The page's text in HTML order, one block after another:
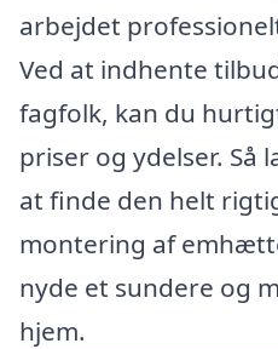
arbejdet
Ved at indhente
fagfolk, kan du
priser og ydelser. Så
at finde den helt
montering af
nyde et sundere og
hjem.